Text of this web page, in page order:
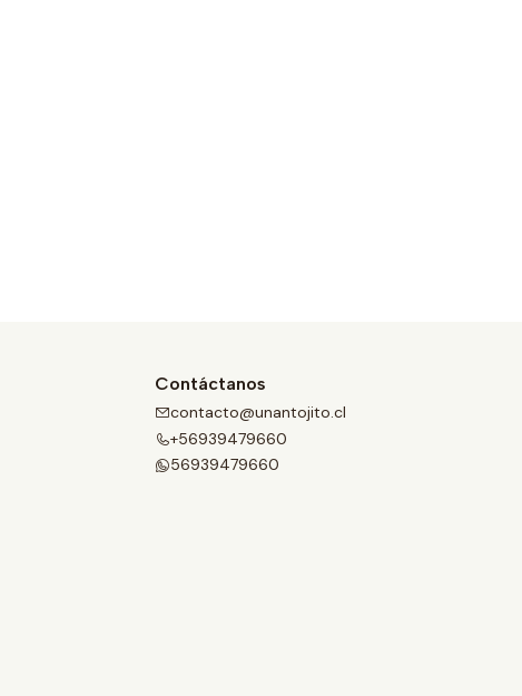
Contáctanos
contacto@unantojito.cl
+56939479660
56939479660